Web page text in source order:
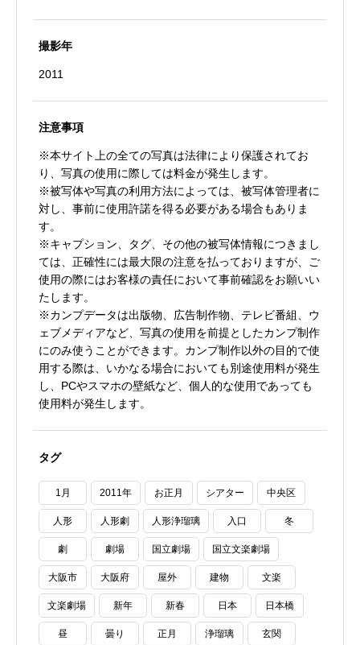
撮影年
2011
注意事項
※本サイト上の全ての写真は法律により保護されてお
り、写真の使用に際しては料金が発生します。
※被写体や写真の利用方法によっては、被写体管理者に
対し、事前に使用許諾を得る必要がある場合もありま
す。
※キャプション、タグ、その他の被写体情報につきまし
ては、正確性には最大限の注意を払っておりますが、ご
使用の際にはお客様の責任において事前確認をお願いい
たします。
※カンプデータは出版物、広告制作物、テレビ番組、ウ
ェブメディアなど、写真の使用を前提としたカンプ制作
にのみ使うことができます。カンプ制作以外の目的で使
用する際は、いかなる場合においても別途使用料が発生
し、PCやスマホの壁紙など、個人的な使用であっても
使用料が発生します。
タグ
1月 2011年 お正月 シアター 中央区
人形 人形劇 人形浄瑠璃 入口 冬
劇 劇場 国立劇場 国立文楽劇場
大阪市 大阪府 屋外 建物 文楽
文楽劇場 新年 新春 日本 日本橋
昼 曇り 正月 浄瑠璃 玄関